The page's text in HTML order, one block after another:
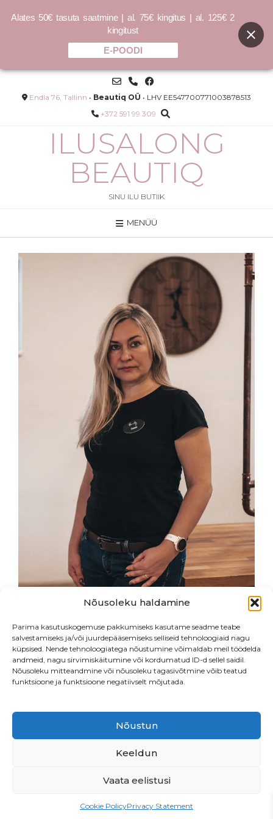
Nõusoleku haldamine
Parima kasutuskogemuse pakkumiseks kasutame seadme teabe
salvestamiseks ja/või juurdepääsemiseks selliseid tehnoloogiaid nagu
küpsised. Nende tehnoloogiatega nõustumine võimaldab meil töödelda
andmeid, nagu sirvimiskäitumine või kordumatud ID-d sellel saidil.
Nõusoleku mitteandmine või nõusoleku tagasivõtmine võib teatud
funktsioone ja funktsioone negatiivselt mõjutada.
Nõustun
Keeldun
Vaata eelistusi
Cookie PolicyPrivacy Statement
Skip
contentEndla 76, Tallinn • Beautiq OÜ • LHV EE547700771003878513
+372 591 99 309
ILUSALONG
BEAUTIQ
SINU ILU BUTIIK
MENÜÜ
EE547700771003878513
MÜÜGITINGIMUSED
TÖÖPAKKUMINE! ETTEPANEKUD
Alates 50€ tasuta saatmine | al. 75€ kingitus | al. 125€ 2
kingitust
E-POODI